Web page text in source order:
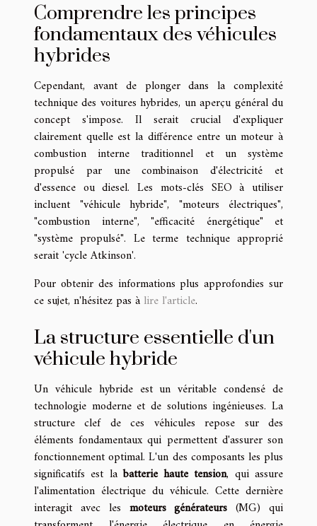
Comprendre les principes
fondamentaux des véhicules
hybrides
Cependant, avant de plonger dans la complexité
technique des voitures hybrides, un aperçu général du
concept s'impose. Il serait crucial d'expliquer
clairement quelle est la différence entre un moteur à
combustion interne traditionnel et un système
propulsé par une combinaison d'électricité et
d'essence ou diesel. Les mots-clés SEO à utiliser
incluent "véhicule hybride", "moteurs électriques",
"combustion interne", "efficacité énergétique" et
"système propulsé". Le terme technique approprié
serait 'cycle Atkinson'.
Pour obtenir des informations plus approfondies sur
ce sujet, n'hésitez pas à lire l'article.
La structure essentielle d'un
véhicule hybride
Un véhicule hybride est un véritable condensé de
technologie moderne et de solutions ingénieuses. La
structure clef de ces véhicules repose sur des
éléments fondamentaux qui permettent d'assurer son
fonctionnement optimal. L'un des composants les plus
significatifs est labatterie haute tension, qui assure
l'alimentation électrique du véhicule. Cette dernière
interagit avec les moteurs générateurs (MG) qui